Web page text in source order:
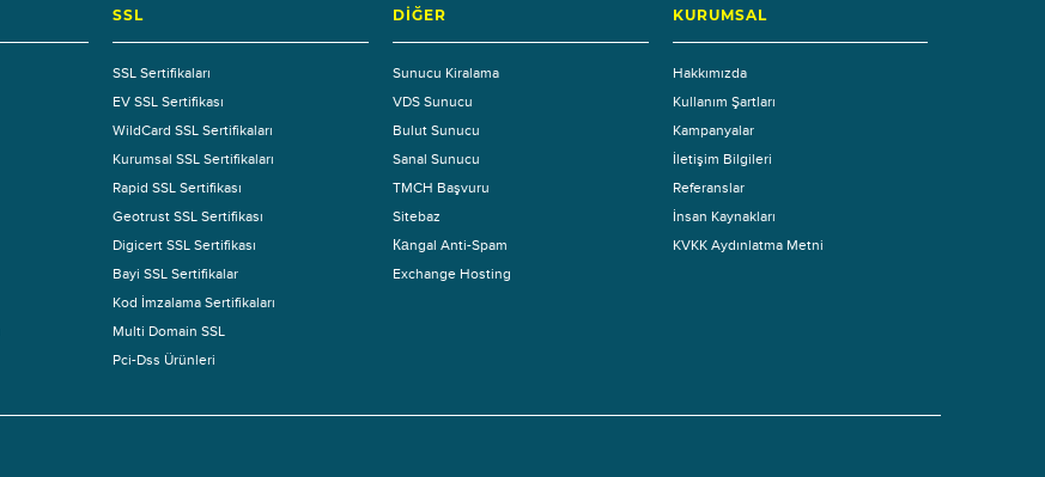
SSL
SSL Sertifikaları
EV SSL Sertifikası
WildCard SSL Sertifikaları
Kurumsal SSL Sertifikaları
Rapid SSL Sertifikası
Geotrust SSL Sertifikası
Digicert SSL Sertifikası
Bayi SSL Sertifikalar
Kod İmzalama Sertifikaları
Multi Domain SSL
Pci-Dss Ürünleri
DIĞER
Sunucu Kiralama
VDS Sunucu
Bulut Sunucu
Sanal Sunucu
TMCH Başvuru
Sitebaz
Каngal Anti-Spam
Exchange Hosting
KURUMSAL
Hakkımızda
Kullanım Şartları
Kampanyalar
İletişim Bilgileri
Referanslar
İnsan Kaynakları
KVKK Aydınlatma Metni